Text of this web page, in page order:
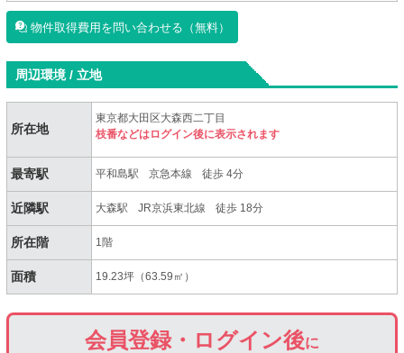
物件取得費用を問い合わせる（無料）
周辺環境 / 立地
所在地
東京都大田区大森西二丁目
枝番などはログイン後に表示されます
最寄駅 平和島駅 京急本線 徒歩 4分
近隣駅 大森駅 JR京浜東北線 徒歩 18分
所在階 1階
面積 19.23坪（63.59㎡）
会員登録・ログイン後に